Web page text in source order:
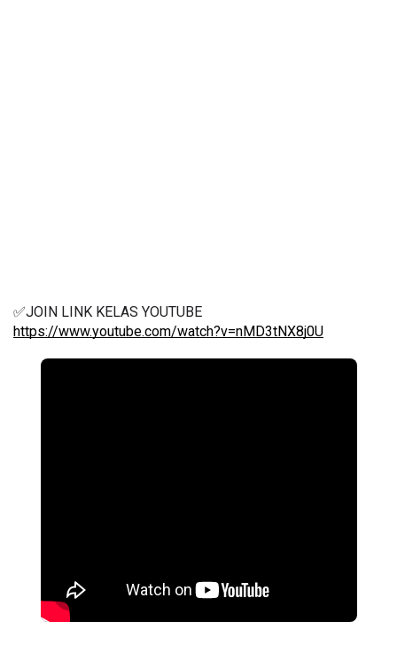
✅JOIN LINK KELAS YOUTUBE
https://www.youtube.com/watch?v=nMD3tNX8j0U